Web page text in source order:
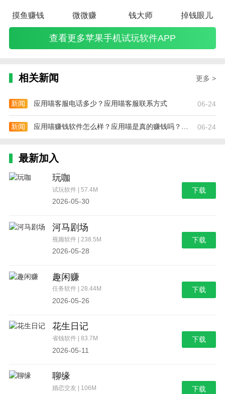
摸鱼赚钱 微微赚 钱大师 掉钱眼儿
查看更多苹果手机试玩软件APP
相关新闻 更多 >
新闻 应用喵客服电话多少？应用喵客服联系方式 06-24
新闻 06-24
最新加入
玩咖
试玩软件 | 57.4M
2026-05-30
下载
河马剧场
视频软件 | 238.5M
2026-05-28
下载
趣闲赚
任务软件 | 28.44M
2026-05-26
下载
花生日记
省钱软件 | 83.7M
2026-05-11
下载
聊缘
婚恋交友 | 106M 下载